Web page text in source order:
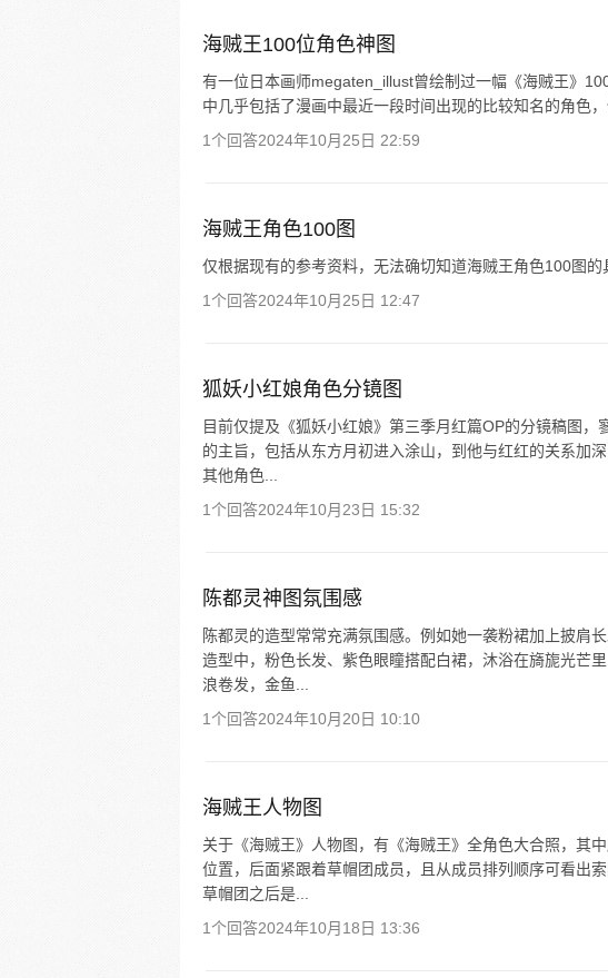
的冒险旅程！
海贼王100位角色神图
有一位日本画师megaten_illust曾绘制过一幅《海贼王》
中几乎包括了漫画中最近一段时间出现的比较知名的角色
1个回答2024年10月25日 22:59
海贼王角色100图
仅根据现有的参考资料，无法确切知道海贼王角色100图的
1个回答2024年10月25日 12:47
狐妖小红娘角色分镜图
目前仅提及《狐妖小红娘》第三季月红篇OP的分镜稿图，
的主旨，包括从东方月初进入涂山，到他与红红的关系加
其他角色...
1个回答2024年10月23日 15:32
陈都灵神图氛围感
陈都灵的造型常常充满氛围感。例如她一袭粉裙加上披肩
造型中，粉色长发、紫色眼瞳搭配白裙，沐浴在旖旎光芒
浪卷发，金鱼...
1个回答2024年10月20日 10:10
海贼王人物图
关于《海贼王》人物图，有《海贼王》全角色大合照，其
位置，后面紧跟着草帽团成员，且从成员排列顺序可看出
草帽团之后是...
1个回答2024年10月18日 13:36